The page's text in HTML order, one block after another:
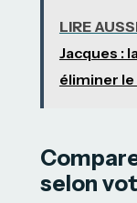
LIRE
Jacques :
éliminer le
selon